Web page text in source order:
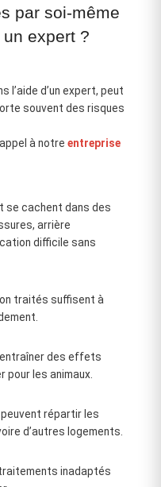
par soi-même
expert ?
l’aide d’un expert, peut
souvent des risques
à notre entreprise
cachent dans des
arrière
difficile sans
traités suffisent à
des effets
les animaux.
répartir les
d’autres logements.
inadaptés